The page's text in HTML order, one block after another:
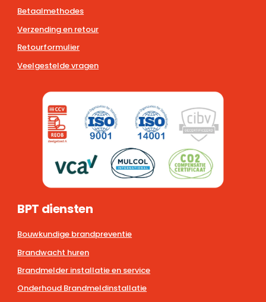
Betaalmethodes
Verzending en retour
Retourformulier
Veelgestelde vragen
BPT diensten
Bouwkundige brandpreventie
Brandwacht huren
Brandmelder installatie en service
Onderhoud Brandmeldinstallatie